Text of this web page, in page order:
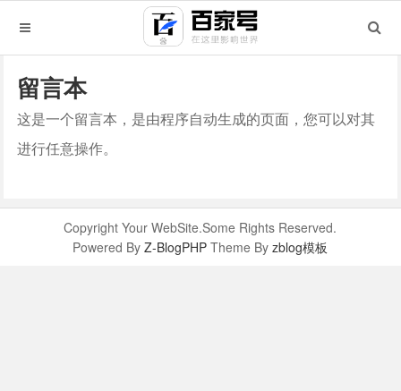
留言本
这是一个留言本，是由程序自动生成的页面，您可以对其
进行任意操作。
Copyright Your WebSite.Some Rights Reserved.
Powered ByZ-BlogPHP Theme Byzblog模板